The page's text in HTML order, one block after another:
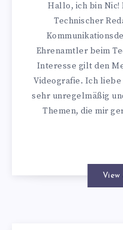
Hallo, ich bin Nic!
Technischer
Ehrenamtler beim
Interesse gilt den
Videografie. Ich liebe
sehr unregelmäßig
Themen, die mir